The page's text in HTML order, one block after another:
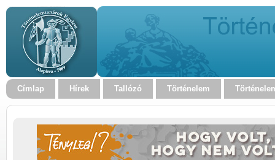
Címlap Hírek Tallózó Történelem